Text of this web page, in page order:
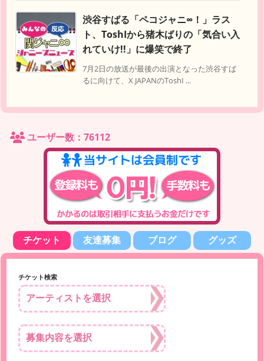
渋谷すばる「ペコジャニ∞！」ラス
ト、ToshIから猪木ばりの「気合い入
れていけ!!」に爆笑で終了
7月2日の放送が最後の出演となった渋谷すば
るに向けて、X JAPANのToshI ...
ユーザー数：76112
チケット 友達募集 ブログ グッズ
チケット検索